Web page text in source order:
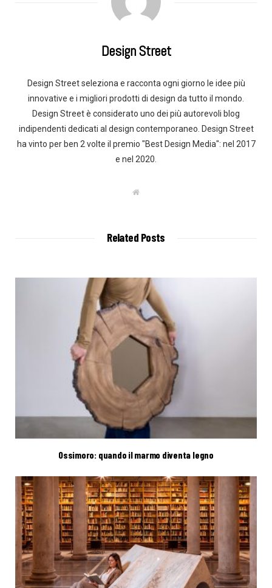
Design Street
Design Street seleziona e racconta ogni giorno le idee più
innovative e i migliori prodotti di design da tutto il mondo.
Design Street è considerato uno dei più autorevoli blog
indipendenti dedicati al design contemporaneo. Design Street
ha vinto per ben 2 volte il premio "Best Design Media": nel 2017
e nel 2020.
W
Related Posts
Ossimoro: quando il marmo diventa legno